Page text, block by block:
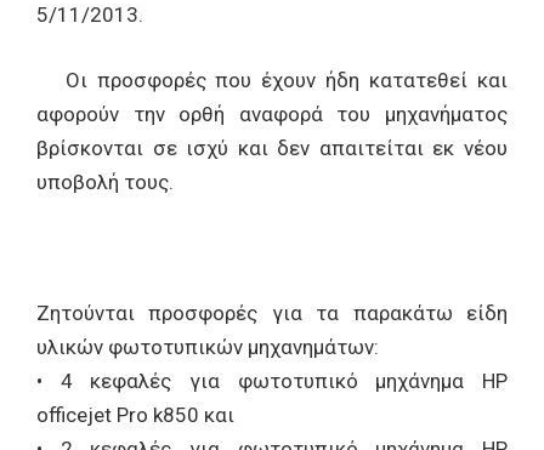
5/11/2013.
Οι προσφορές που έχουν ήδη κατατεθεί και
αφορούν την ορθή αναφορά του μηχανήματος
βρίσκονται σε ισχύ και δεν απαιτείται εκ νέου
υποβολή τους.
Ζητούνται προσφορές για τα παρακάτω είδη
υλικών φωτοτυπικών μηχανημάτων:
• 4 κεφαλές για φωτοτυπικό μηχάνημα HP
officejet Pro k850 και